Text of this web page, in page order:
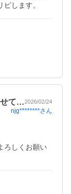
します。
せて…2026/02/24
njg********さん
ろしくお願い